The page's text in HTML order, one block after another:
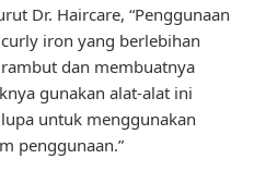
Dr. Haircare, “Penggunaan
iron yang berlebihan
dan membuatnya
gunakan alat-alat ini
untuk menggunakan
penggunaan.”